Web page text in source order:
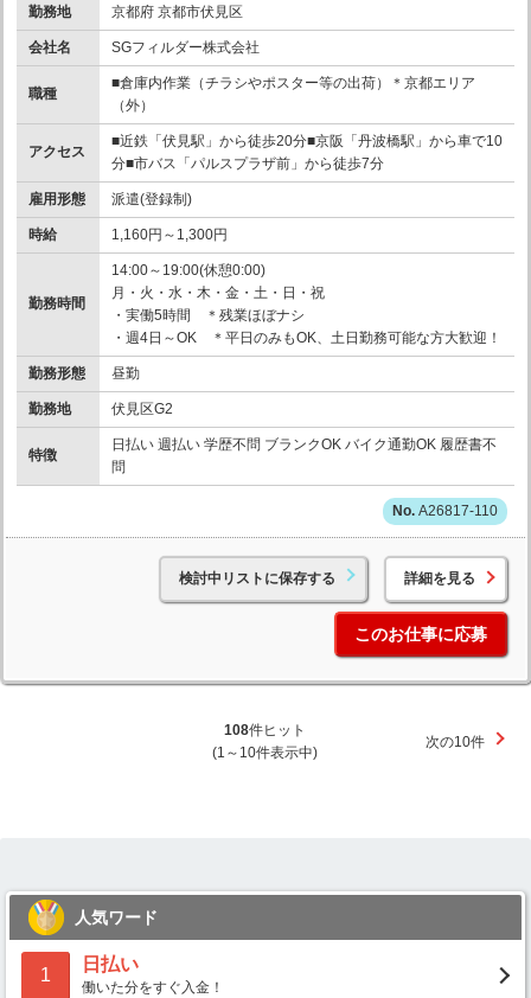
勤務地 京都府 京都市伏見区
会社名 SGフィルダー株式会社
職種
■倉庫内作業（チラシやポスター等の出荷）＊京都エリア
（外）
アクセス
■近鉄「伏見駅」から徒歩20分■京阪「丹波橋駅」から車で10
分■市バス「パルスプラザ前」から徒歩7分
雇用形態 派遣(登録制)
時給 1,160円～1,300円
勤務時間
14:00～19:00(休憩0:00)
月・火・水・木・金・土・日・祝
・実働5時間 ＊残業ほぼナシ
・週4日～OK ＊平日のみもOK、土日勤務可能な方大歓迎！
勤務形態 昼勤
勤務地 伏見区G2
特徴
日払い 週払い 学歴不問 ブランクOK バイク通勤OK 履歴書不
問
A26817-110
検討中リストに保存する 詳細を見る
このお仕事に応募
108件ヒット
(1～10件表示中)
次の10件
人気ワード
1
日払い
働いた分をすぐ入金！